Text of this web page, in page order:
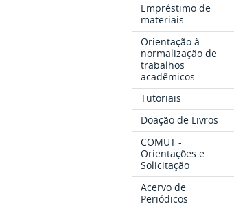
Empréstimo de
materiais
Orientação à
normalização de
trabalhos
acadêmicos
Tutoriais
Doação de Livros
COMUT -
Orientações e
Solicitação
Acervo de
Periódicos